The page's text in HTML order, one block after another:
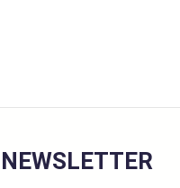
NEWSLETTER